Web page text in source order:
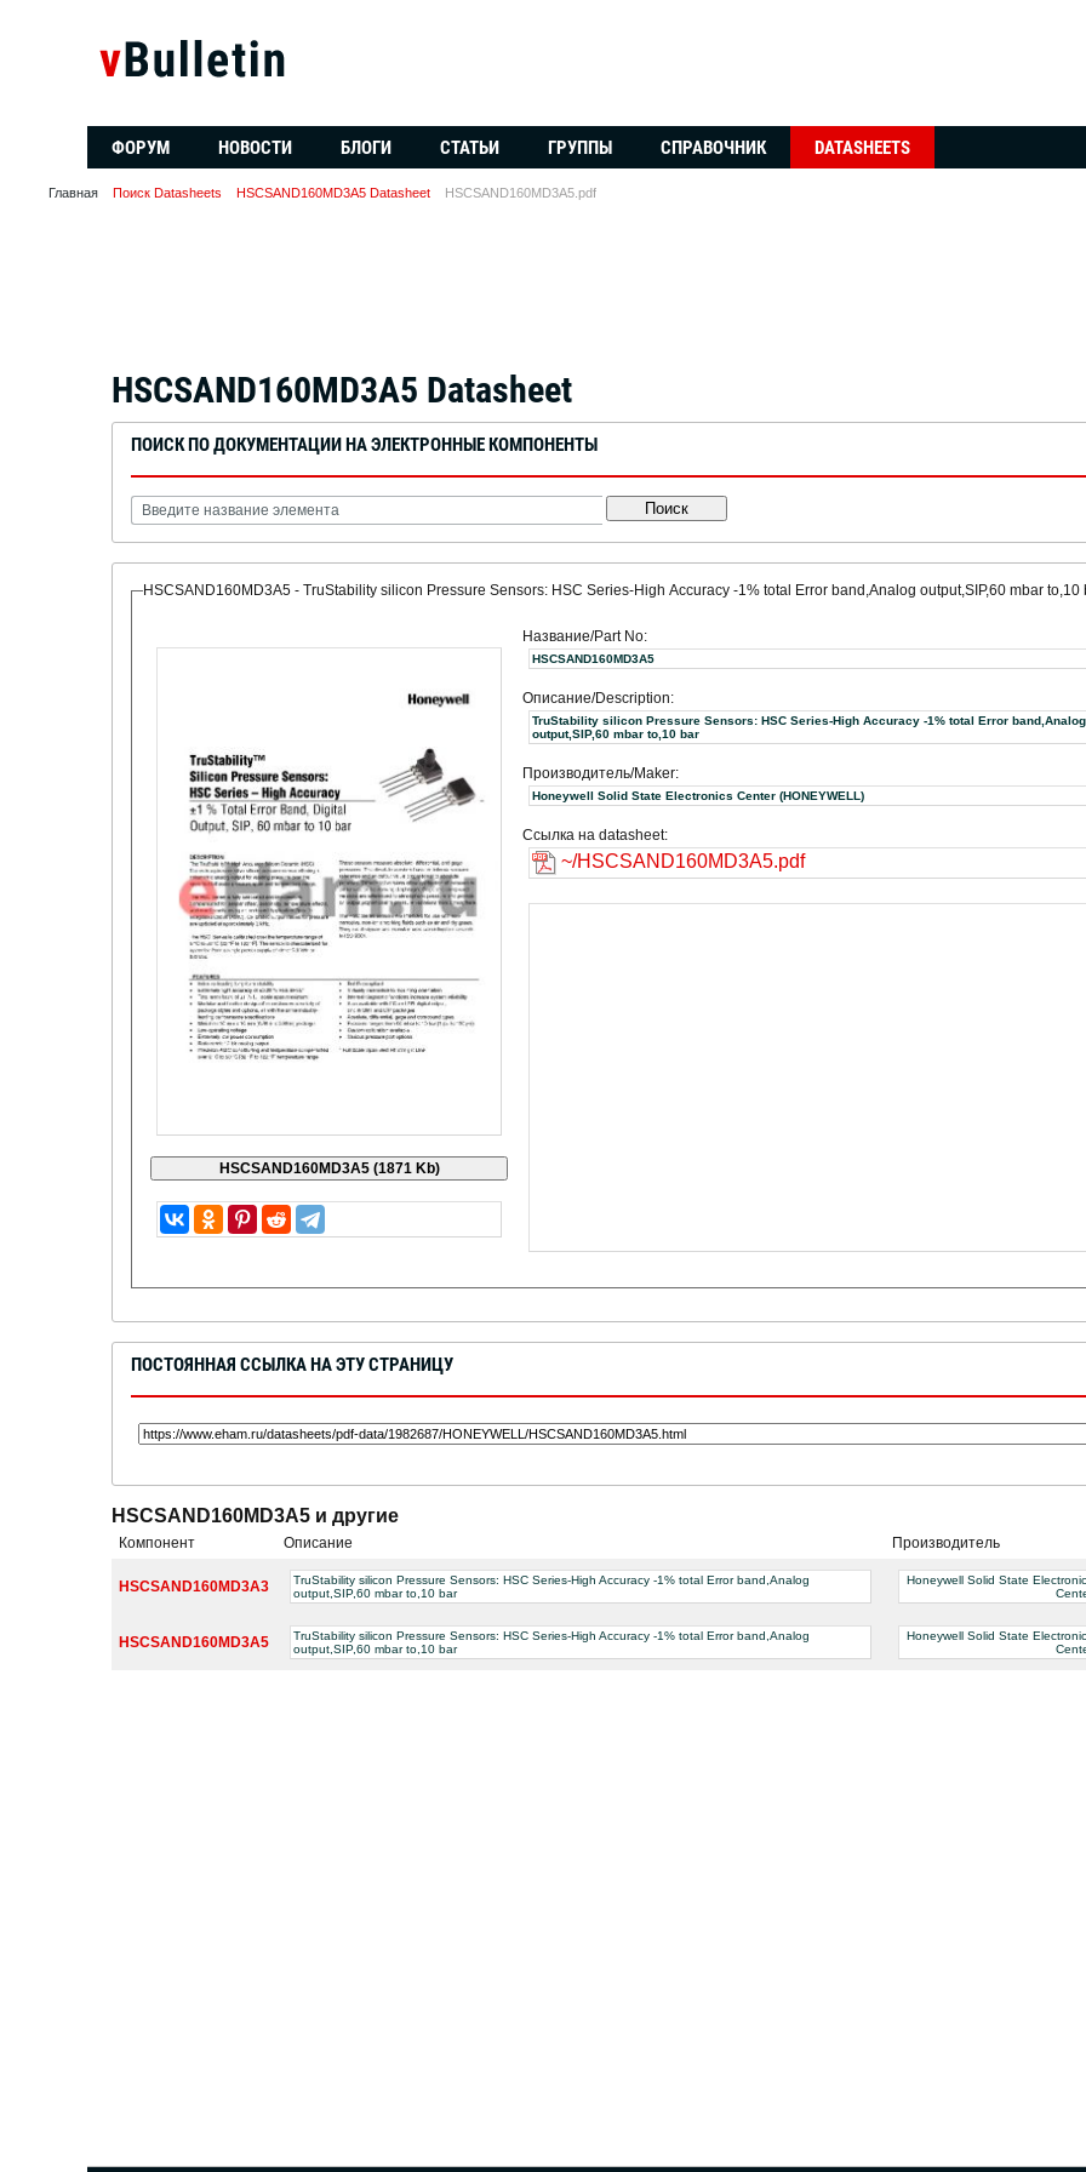
ФОРУМ НОВОСТИ БЛОГИ СТАТЬИ ГРУППЫ СПРАВОЧНИК DATASHEETS
Главная Поиск Datasheets HSCSAND160MD3A5 Datasheet HSCSAND160MD3A5.pdf
HSCSAND160MD3A5 Datasheet
ПОИСК ПО ДОКУМЕНТАЦИИ НА ЭЛЕКТРОННЫЕ КОМПОНЕНТЫ
Поиск
HSCSAND160MD3A5 - TruStability silicon Pressure Sensors: HSC Series-High Accuracy -1% total Error band,Analog output,SIP,60 mbar to,10
Название/Part No:
HSCSAND160MD3A5
Описание/Description:
TruStability silicon Pressure Sensors: HSC Series-High Accuracy -1% total Error band,Analog
output,SIP,60 mbar to,10 bar
Производитель/Maker:
Honeywell Solid State Electronics Center (HONEYWELL)
Ссылка на datasheet:
~/HSCSAND160MD3A5.pdf
ПОСТОЯННАЯ ССЫЛКА НА ЭТУ СТРАНИЦУ
HSCSAND160MD3A5 и другие
Компонент Описание Производитель
HSCSAND160MD3A3
TruStability silicon Pressure Sensors: HSC Series-High Accuracy -1% total Error band,Analog
output,SIP,60 mbar to,10 bar
Honeywell Solid State
HSCSAND160MD3A5
TruStability silicon Pressure Sensors: HSC Series-High Accuracy -1% total Error band,Analog
output,SIP,60 mbar to,10 bar
Honeywell Solid State